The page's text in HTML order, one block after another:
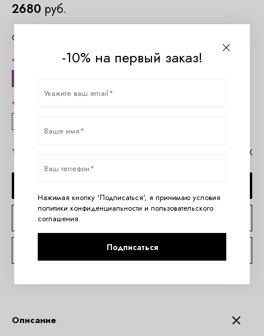
2680 руб.
Очистить параметры
Таблица размеров Ava Помощь в MAX
КОНСУЛЬТАЦИЯ ПО TELEGRAM
Описание
-10% на первый заказ!
Нажимая кнопку 'Подписаться', я принимаю условия
политики конфиденциальности и пользовательского
соглашения.
Подписаться